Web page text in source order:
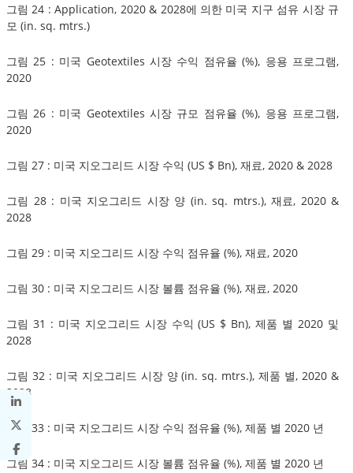
그림 24 : Application, 2020 & 2028에 의한 미국 지구 섬유 시장 규
모 (in. sq. mtrs.)
그림 25 : 미국 Geotextiles 시장 수익 점유율 (%), 응용 프로그램,
2020
그림 26 : 미국 Geotextiles 시장 규모 점유율 (%), 응용 프로그램,
2020
그림 27 : 미국 지오그리드 시장 수익 (US $ Bn), 재료, 2020 & 2028
그림 28 : 미국 지오그리드 시장 양 (in. sq. mtrs.), 재료, 2020 &
2028
그림 29 : 미국 지오그리드 시장 수익 점유율 (%), 재료, 2020
그림 30 : 미국 지오그리드 시장 볼륨 점유율 (%), 재료, 2020
그림 31 : 미국 지오그리드 시장 수익 (US $ Bn), 제품 별 2020 및
2028
그림 32 : 미국 지오그리드 시장 양 (in. sq. mtrs.), 제품 별, 2020 &
2028
그림 33 : 미국 지오그리드 시장 수익 점유율 (%), 제품 별 2020 년
그림 34 : 미국 지오그리드 시장 볼륨 점유율 (%), 제품 별 2020 년